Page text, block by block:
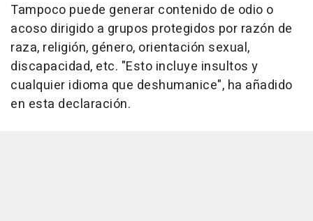
Tampoco puede generar contenido de odio o
acoso dirigido a grupos protegidos por razón de
raza, religión, género, orientación sexual,
discapacidad, etc. "Esto incluye insultos y
cualquier idioma que deshumanice", ha añadido
en esta declaración.